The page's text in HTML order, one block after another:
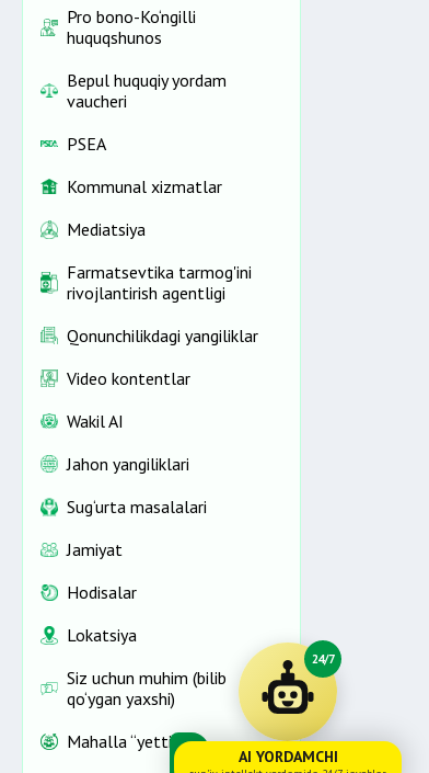
Pro bono-Ko‘ngilli
huquqshunos
Bepul huquqiy yordam
vaucheri
PSEA
Kommunal xizmatlar
Mediatsiya
Farmatsevtika tarmog'ini
rivojlantirish agentligi
Qonunchilikdagi yangiliklar
Video kontentlar
Wakil AI
Jahon yangiliklari
Sug‘urta masalalari
Jamiyat
Hodisalar
Lokatsiya
Siz uchun muhim (bilib
qo‘ygan yaxshi)
Mahalla “yettiligi”
24/7
AI YORDAMCHI